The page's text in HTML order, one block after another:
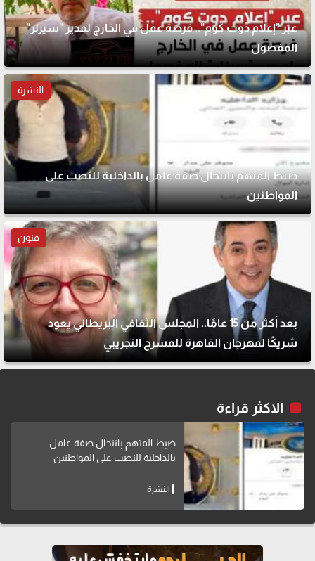
عبر "إعلام دوت كوم".. فرصة عمل في الخارج لمدير "سيزلر"
المفصول
النشرة
ضبط المتهم بانتحال صفة عامل بالداخلية للنصب على
المواطنين
فنون
بعد أكثر من 15 عامًا.. المجلس الثقافي البريطاني يعود
شريكًا لمهرجان القاهرة للمسرح التجريبي
الاكثر قراءة
ضبط المتهم بانتحال صفة عامل
بالداخلية للنصب على المواطنين
النشرة